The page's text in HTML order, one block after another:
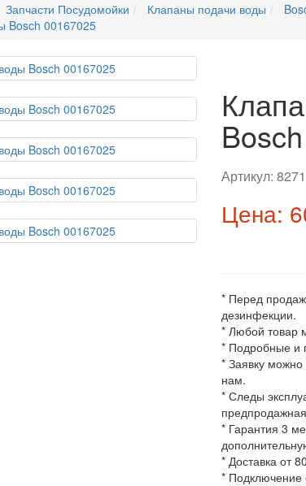
Запчасти Посудомойки Клапаны подачи воды
Bosch 00167025
Артикул:8271
Цена:
* Перед
дезинфекции.
* Любой товар
* Подробные и
* Заявку
нам.
* Следы
* Гарантия 3
* Доставка от
* Подключение